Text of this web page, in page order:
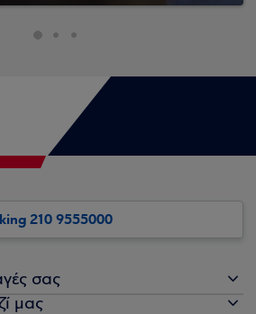
210 9555000
σας
μας